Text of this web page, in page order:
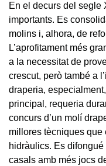
En el decurs del segle
importants. Es
molins i, alhora, de
L’aprofitament més
a la necessitat de
crescut, però també a
draperia,
principal, requeria
concurs d’un molí
millores tècniques
hidràulics. Es
casals amb més jocs